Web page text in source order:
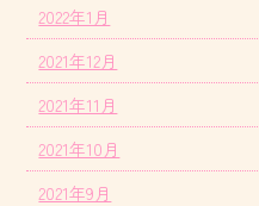
2022年1月
2021年12月
2021年11月
2021年10月
2021年9月